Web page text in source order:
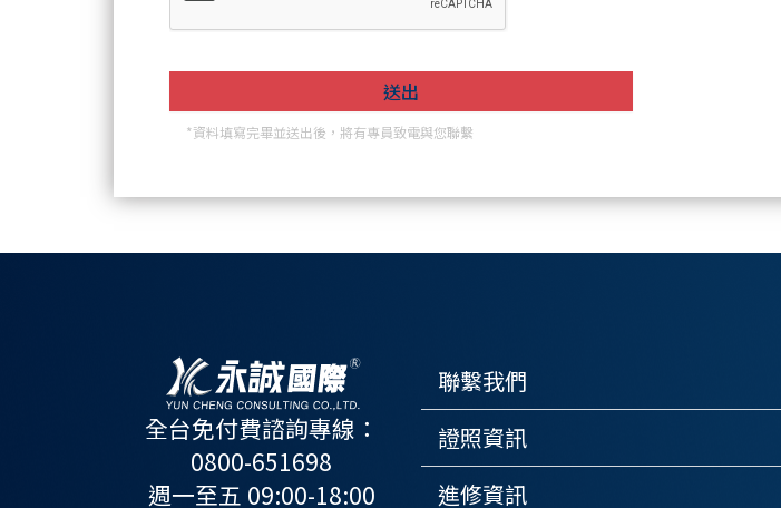
*資料填寫完畢並送出後，將有專員致電與您聯繫
全台免付費諮詢專線：
0800-651698
週一至五 09:00-18:00
聯繫我們
證照資訊
進修資訊